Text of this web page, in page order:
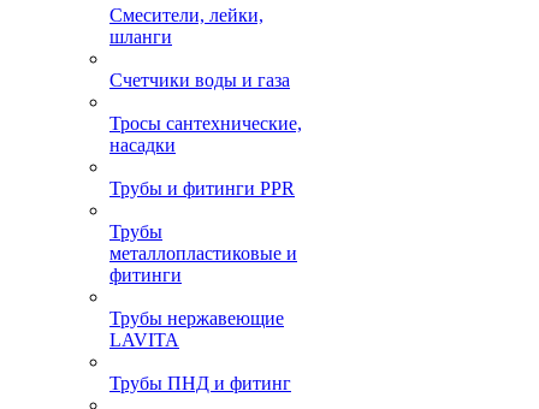
Смесители, лейки,
шланги
Счетчики воды и газа
Тросы сантехнические,
насадки
Трубы и фитинги PPR
Трубы
металлопластиковые и
фитинги
Трубы нержавеющие
LAVITA
Трубы ПНД и фитинг